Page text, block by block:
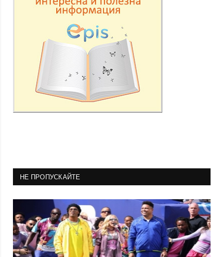
НЕ ПРОПУСКАЙТЕ